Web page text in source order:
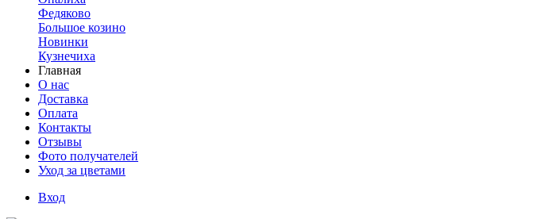
Федяково
Большое козино
Новинки
Кузнечиха
Главная
О нас
Доставка
Оплата
Контакты
Отзывы
Фото получателей
Уход за цветами
Вход